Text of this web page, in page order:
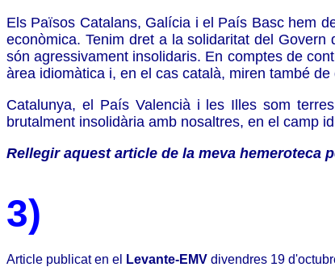
Els Països Catalans, Galícia i el País Basc hem
econòmica. Tenim dret a la solidaritat del
són agressivament insolidaris. En comptes de
àrea idiomàtica i, en el cas català, miren també
Catalunya, el País Valencià i les Illes som
brutalment insolidària amb nosaltres, en el camp
Rellegir aquest article de la meva hemeroteca
3)
Article publicat en el Levante-EMV divendres 19